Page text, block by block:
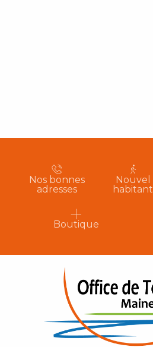
Nos bonnes
adresses
Nouvel
habitant
Boutique